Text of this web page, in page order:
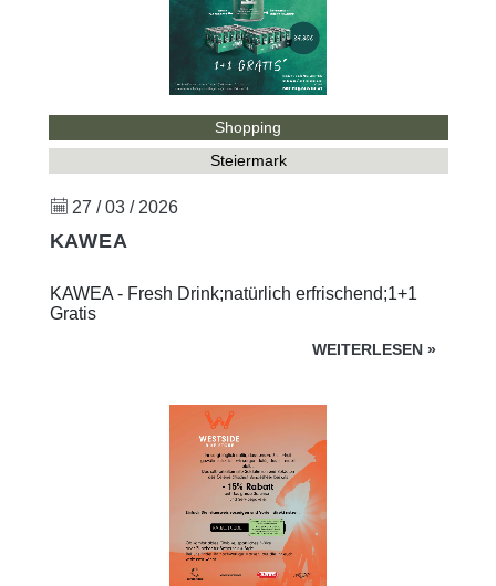
Shopping
Steiermark
27 / 03 / 2026
KAWEA
KAWEA - Fresh Drink;natürlich erfrischend;1+1
Gratis
WEITERLESEN »